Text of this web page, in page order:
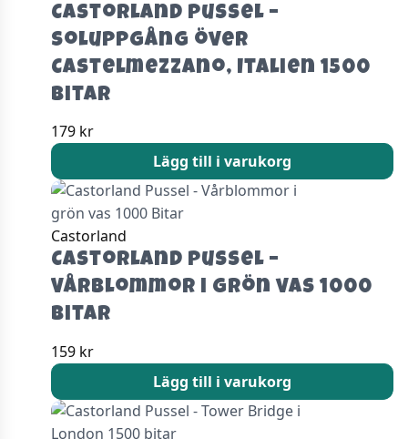
Castorland Pussel –
Soluppgång över
Castelmezzano, Italien 1500
Bitar
179 kr
Lägg till i varukorg
Castorland
Castorland Pussel –
Vårblommor i grön vas 1000
Bitar
159 kr
Lägg till i varukorg